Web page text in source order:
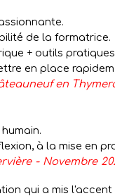
de la formatrice.
+ outils
en place
en
à la mise en
- Novembre
qui a mis